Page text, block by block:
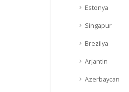
Estonya
Singapur
Brezilya
Arjantin
Azerbaycan